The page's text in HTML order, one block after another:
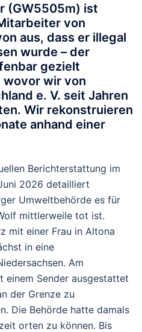
(GW5505m) ist
von
aus, dass er illegal
wurde – der
gezielt
wovor wir von
e. V. seit Jahren
Wir rekonstruieren
anhand einer
Berichterstattung im
2026 detailliert
Umweltbehörde es für
mittlerweile tot ist.
mit einer Frau in Altona
in eine
Am
einem Sender ausgestattet
der Grenze zu
Die Behörde hatte damals
orten zu können. Bis